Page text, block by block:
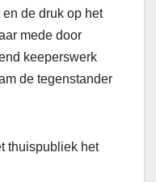
de druk op het
mede door
keeperswerk
de tegenstander
thuispubliek het